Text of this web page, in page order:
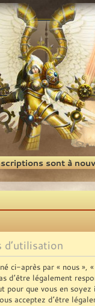
sont à
ci-après par « nous
d’être légalement
pour que vous en
acceptez d’être